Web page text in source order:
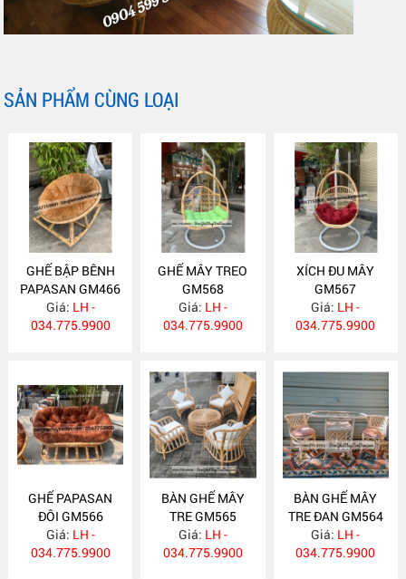
SẢN PHẨM CÙNG LOẠI
GHẾ BẬP BÊNH
PAPASAN GM466
Giá: LH -
034.775.9900
GHẾ MÂY TREO
GM568
Giá: LH -
034.775.9900
XÍCH ĐU MÂY
GM567
Giá: LH -
034.775.9900
GHẾ PAPASAN
ĐÔI GM566
Giá: LH -
034.775.9900
BÀN GHẾ MÂY
TRE GM565
Giá: LH -
034.775.9900
BÀN GHẾ MÂY
TRE ĐAN GM564
Giá: LH -
034.775.9900